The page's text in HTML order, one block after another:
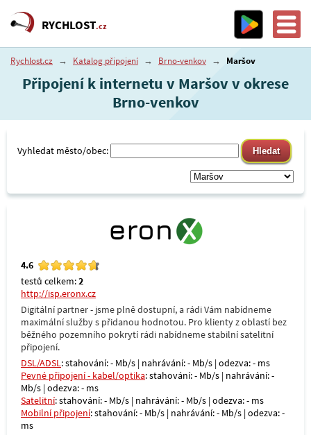
RYCHLOST.cz
Rychlost.cz → Katalog připojení → Brno-venkov → Maršov
Připojení k internetu v Maršov v okrese
Brno-venkov
Vyhledat město/obec:
4.6
testů celkem:2
http://isp.eronx.cz
Digitální partner - jsme plně dostupní, a rádi Vám nabídneme
maximální služby s přidanou hodnotou. Pro klienty z oblastí bez
běžného pozemního pokrytí rádi nabídneme stabilní satelitní
připojení.
DSL/ADSL: stahování: - Mb/s | nahrávání: - Mb/s | odezva: - ms
Pevné připojení - kabel/optika: stahování: - Mb/s | nahrávání: -
Mb/s | odezva: - ms
Satelitní: stahování: - Mb/s | nahrávání: - Mb/s | odezva: - ms
Mobilní připojení: stahování: - Mb/s | nahrávání: - Mb/s | odezva: -
ms